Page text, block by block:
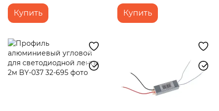
Купить Купить